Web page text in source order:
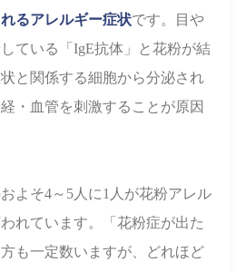
るアレルギー症状です。目や
ている「IgE抗体」と花粉が結
と関係する細胞から分泌され
・血管を刺激することが原因
よそ4～5人に1人が花粉アレル
れています。「花粉症が出た
も一定数いますが、どれほど